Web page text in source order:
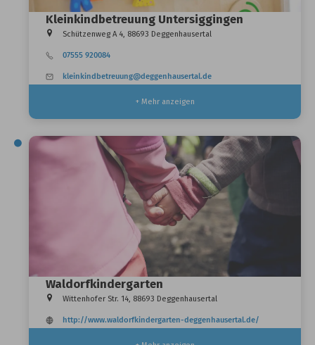
Kleinkindbetreuung Untersiggingen
Schützenweg A 4, 88693 Deggenhausertal
07555 920084
kleinkindbetreuung@deggenhausertal.de
+ Mehr anzeigen
Waldorfkindergarten
Wittenhofer Str. 14, 88693 Deggenhausertal
http://www.waldorfkindergarten-deggenhausertal.de/